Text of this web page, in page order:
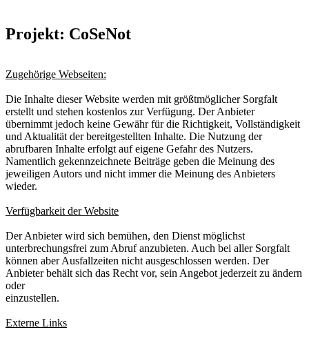
Projekt: CoSeNot
Zugehörige Webseiten:
Die Inhalte dieser Website werden mit größtmöglicher Sorgfalt
erstellt und stehen kostenlos zur Verfügung. Der Anbieter
übernimmt jedoch keine Gewähr für die Richtigkeit, Vollständigkeit
und Aktualität der bereitgestellten Inhalte. Die Nutzung der
abrufbaren Inhalte erfolgt auf eigene Gefahr des Nutzers.
Namentlich gekennzeichnete Beiträge geben die Meinung des
jeweiligen Autors und nicht immer die Meinung des Anbieters
wieder.
Verfügbarkeit der Website
Der Anbieter wird sich bemühen, den Dienst möglichst
unterbrechungsfrei zum Abruf anzubieten. Auch bei aller Sorgfalt
können aber Ausfallzeiten nicht ausgeschlossen werden. Der
Anbieter behält sich das Recht vor, sein Angebot jederzeit zu ändern
oder
einzustellen.
Externe Links